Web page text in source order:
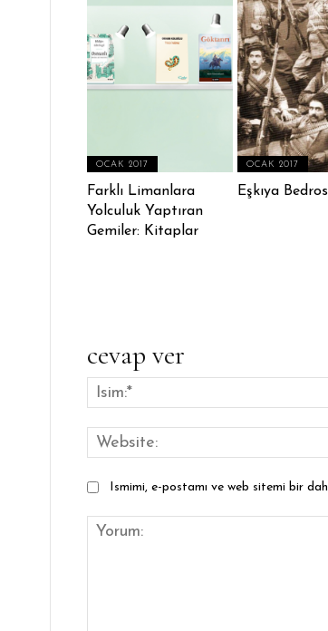
OCAK 2017
Farklı Limanlara
Yolculuk Yaptıran
Gemiler: Kitaplar
OCAK 2017
Eşkıya
cevap ver
Ismimi, e-postamı ve web sitemi bir